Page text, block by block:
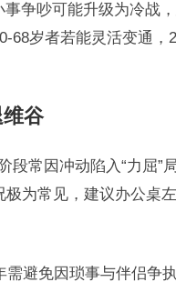
争吵可能升级为冷战
68岁者若能灵活变通
谷
段常因冲动陷入“力屈”
为常见，建议办公桌
需避免因琐事与伴侣争